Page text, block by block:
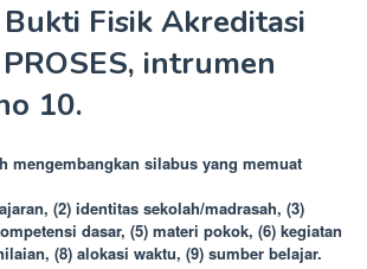
Fisik Akreditasi
intrumen
10.
mengembangkan silabus yang memuat
(2) identitas sekolah/madrasah, (3)
dasar, (5) materi pokok, (6) kegiatan
(8) alokasi waktu, (9) sumber belajar.